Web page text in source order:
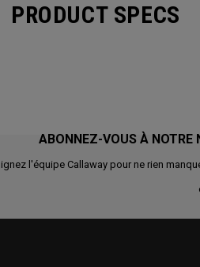
PRODUCT SPECS
ABONNEZ-VOUS À NOTRE
l'équipe Callaway pour ne rien